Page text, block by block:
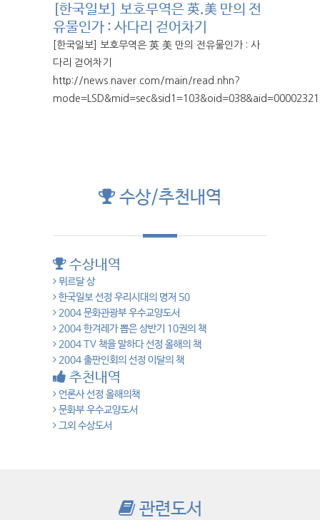
[한국일보] 보호무역은 英.美 만의 전
유물인가 : 사다리 걷어차기
[한국일보] 보호무역은 英.美 만의 전유물인가 : 사
다리 걷어차기
http://news.naver.com/main/read.nhn?
수상/추천내역
수상내역
뮈르달 상
한국일보 선정 우리시대의 명저 50
2004 문화관광부 우수교양도서
2004 한겨레가 뽑은 상반기 10권의 책
2004 TV 책을 말하다 선정 올해의 책
2004 출판인회의 선정 이달의 책
추천내역
언론사 선정 올해의책
문화부 우수교양도서
그외 수상도서
관련도서